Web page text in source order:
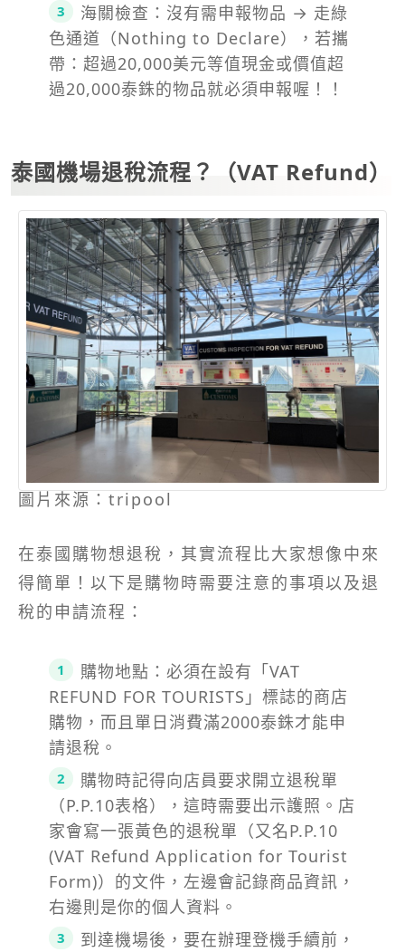
海關檢查：沒有需申報物品 → 走綠
色通道（Nothing to Declare），若攜
帶：超過20,000美元等值現金或價值超
過20,000泰銖的物品就必須申報喔！！
泰國機場退稅流程？（VAT Refund）
圖片來源：tripool
在泰國購物想退稅，其實流程比大家想像中來
得簡單！以下是購物時需要注意的事項以及退
稅的申請流程：
購物地點：必須在設有「VAT
REFUND FOR TOURISTS」標誌的商店
購物，而且單日消費滿2000泰銖才能申
請退稅。
購物時記得向店員要求開立退稅單
（P.P.10表格），這時需要出示護照。店
家會寫一張黃色的退稅單（又名P.P.10
(VAT Refund Application for Tourist
Form)）的文件，左邊會記錄商品資訊，
右邊則是你的個人資料。
到達機場後，要在辦理登機手續前，